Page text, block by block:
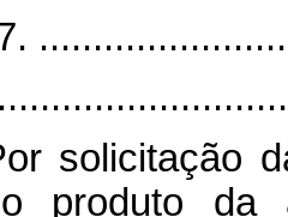
solicitação
produto da